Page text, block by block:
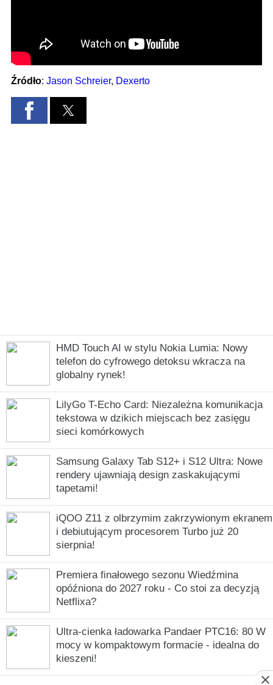
HMD Touch AI w stylu Nokia Lumia: Nowy
telefon do cyfrowego detoksu wkracza na
globalny rynek!
LilyGo T-Echo Card: Niezależna komunikacja
tekstowa w dzikich miejscach bez zasięgu
sieci komórkowych
Samsung Galaxy Tab S12+ i S12 Ultra: Nowe
rendery ujawniają design zaskakującymi
tapetami!
iQOO Z11 z olbrzymim zakrzywionym ekranem
i debiutującym procesorem Turbo już 20
sierpnia!
Premiera finałowego sezonu Wiedźmina
opóźniona do 2027 roku - Co stoi za decyzją
Netflixa?
Ultra-cienka ładowarka Pandaer PTC16: 80 W
mocy w kompaktowym formacie - idealna do
kieszeni!